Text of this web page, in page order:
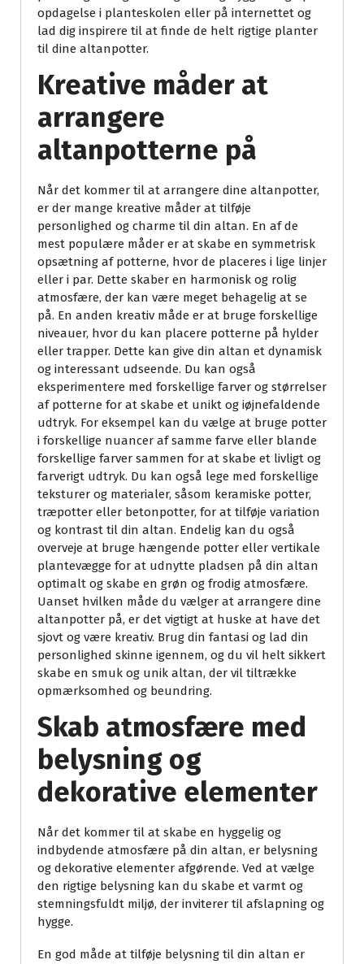
opdagelse i planteskolen eller på internettet og
lad dig inspirere til at finde de helt rigtige planter
til dine altanpotter.
Kreative måder at
arrangere
altanpotterne på
Når det kommer til at arrangere dine altanpotter,
er der mange kreative måder at tilføje
personlighed og charme til din altan. En af de
mest populære måder er at skabe en symmetrisk
opsætning af potterne, hvor de placeres i lige linjer
eller i par. Dette skaber en harmonisk og rolig
atmosfære, der kan være meget behagelig at se
på. En anden kreativ måde er at bruge forskellige
niveauer, hvor du kan placere potterne på hylder
eller trapper. Dette kan give din altan et dynamisk
og interessant udseende. Du kan også
eksperimentere med forskellige farver og størrelser
af potterne for at skabe et unikt og iøjnefaldende
udtryk. For eksempel kan du vælge at bruge potter
i forskellige nuancer af samme farve eller blande
forskellige farver sammen for at skabe et livligt og
farverigt udtryk. Du kan også lege med forskellige
teksturer og materialer, såsom keramiske potter,
træpotter eller betonpotter, for at tilføje variation
og kontrast til din altan. Endelig kan du også
overveje at bruge hængende potter eller vertikale
plantevægge for at udnytte pladsen på din altan
optimalt og skabe en grøn og frodig atmosfære.
Uanset hvilken måde du vælger at arrangere dine
altanpotter på, er det vigtigt at huske at have det
sjovt og være kreativ. Brug din fantasi og lad din
personlighed skinne igennem, og du vil helt sikkert
skabe en smuk og unik altan, der vil tiltrække
opmærksomhed og beundring.
Skab atmosfære med
belysning og
dekorative elementer
Når det kommer til at skabe en hyggelig og
indbydende atmosfære på din altan, er belysning
og dekorative elementer afgørende. Ved at vælge
den rigtige belysning kan du skabe et varmt og
stemningsfuldt miljø, der inviterer til afslapning og
hygge.
En god måde at tilføje belysning til din altan er